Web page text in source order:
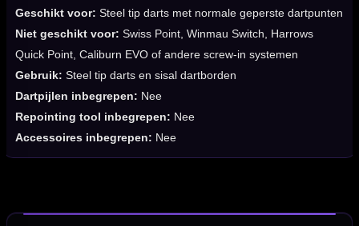
Geschikt voor: Steel tip darts met normale geperste dartpunten
Niet geschikt voor: Swiss Point, Winmau Switch, Harrows
Quick Point, Caliburn EVO of andere screw-in systemen
Gebruik: Steel tip darts en sisal dartborden
Dartpijlen inbegrepen: Nee
Repointing tool inbegrepen: Nee
Accessoires inbegrepen: Nee